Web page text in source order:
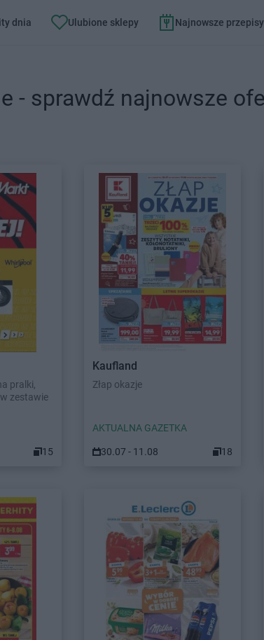
dnia Ulubione sklepy Najnowsze przepisy
- sprawdź najnowsze
pralki,
zestawie
15
Kaufland
Złap okazje
AKTUALNA GAZETKA
30.07 - 11.08 18